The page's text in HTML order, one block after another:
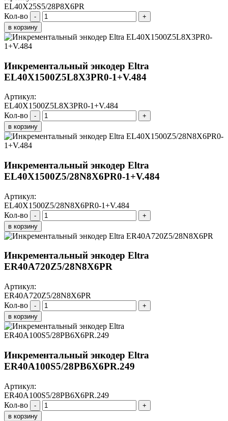
EL40X25S5/28P8X6PR
Кол-во
-
+
в корзину
Инкрементальный энкодер Eltra
EL40X1500Z5L8X3PR0-1+V.484
Артикул:
EL40X1500Z5L8X3PR0-1+V.484
Кол-во
-
+
в корзину
Инкрементальный энкодер Eltra
EL40X1500Z5/28N8X6PR0-1+V.484
Артикул:
EL40X1500Z5/28N8X6PR0-1+V.484
Кол-во
-
+
в корзину
Инкрементальный энкодер Eltra
ER40A720Z5/28N8X6PR
Артикул:
ER40A720Z5/28N8X6PR
Кол-во
-
+
в корзину
Инкрементальный энкодер Eltra
ER40A100S5/28PB6X6PR.249
Артикул:
ER40A100S5/28PB6X6PR.249
Кол-во
-
+
в корзину